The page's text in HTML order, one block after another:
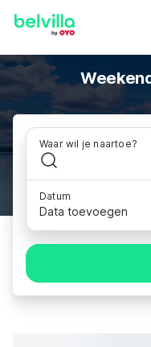
Waar wil je naartoe?
Datum
Data toevoegen